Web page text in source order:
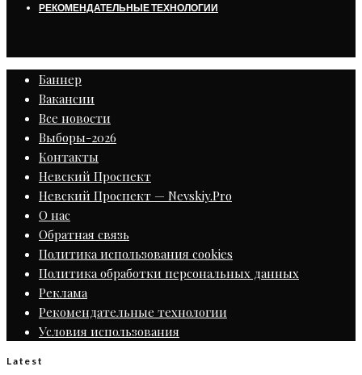
РЕКОМЕНДАТЕЛЬНЫЕ ТЕХНОЛОГИИ
Баннер
Вакансии
Все новости
Выборы-2026
Контакты
Невский Проспект
Невский Проспект — Nevskiy.Pro
О нас
Обратная связь
Политика использования cookies
Политика обработки персональных данных
Реклама
Рекомендательные технологии
Условия использования
Latest